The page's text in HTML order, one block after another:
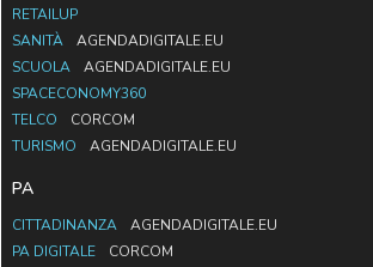
RETAILUP
SANITÀ
AGENDADIGITALE.EU
SCUOLA
AGENDADIGITALE.EU
SPACECONOMY360
TELCO
CORCOM
TURISMO
AGENDADIGITALE.EU
PA
CITTADINANZA
AGENDADIGITALE.EU
PA DIGITALE
CORCOM